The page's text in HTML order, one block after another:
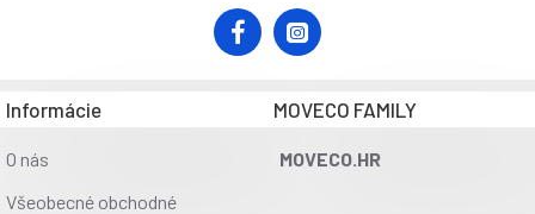
Informácie
O nás
Všeobecné obchodné
MOVECO FAMILY
MOVECO.HR